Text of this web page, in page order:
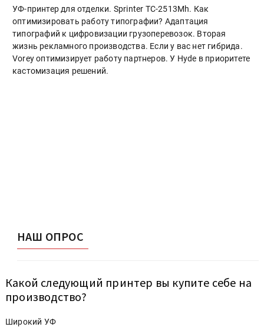
УФ-принтер для отделки. Sprinter ТС-2513Mh. Как
оптимизировать работу типографии? Адаптация
типографий к цифровизации грузоперевозок. Вторая
жизнь рекламного производства. Если у вас нет гибрида.
Vorey оптимизирует работу партнеров. У Hyde в приоритете
кастомизация решений.
НАШ ОПРОС
Какой следующий принтер вы купите себе на
производство?
Широкий УФ